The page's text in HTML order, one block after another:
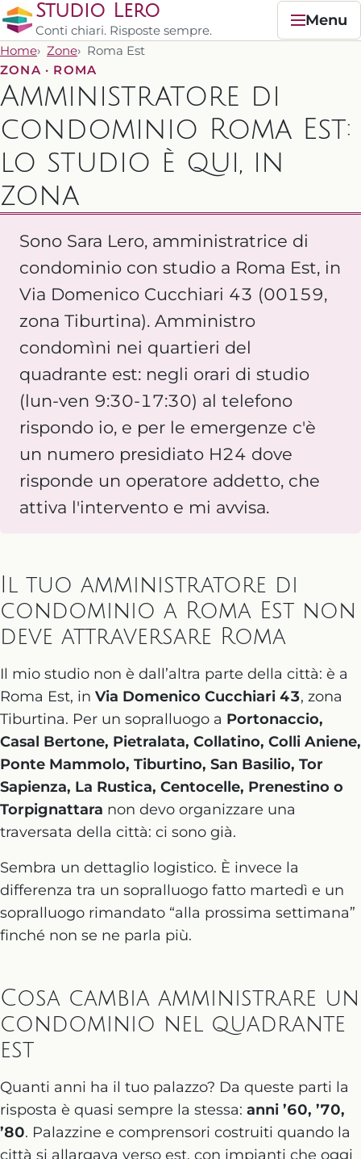
Studio Lero
Conti chiari. Risposte sempre.
Menu
Home Zone
Roma Est
ZONA · ROMA
Amministratore di
condominio Roma Est:
lo studio è qui, in
zona
Sono Sara Lero, amministratrice di
condominio con studio a Roma Est, in
Via Domenico Cucchiari 43 (00159,
zona Tiburtina). Amministro
condomìni nei quartieri del
quadrante est: negli orari di studio
(lun-ven 9:30-17:30) al telefono
rispondo io, e per le emergenze c'è
un numero presidiato H24 dove
risponde un operatore addetto, che
attiva l'intervento e mi avvisa.
Il tuo amministratore di
condominio a Roma Est non
deve attraversare Roma
Il mio studio non è dall’altra parte della città: è a
Roma Est, in Via Domenico Cucchiari 43, zona
Tiburtina. Per un sopralluogo a Portonaccio,
Casal Bertone, Pietralata, Collatino, Colli Aniene,
Ponte Mammolo, Tiburtino, San Basilio, Tor
Sapienza, La Rustica, Centocelle, Prenestino o
Torpignattara non devo organizzare una
traversata della città: ci sono già.
Sembra un dettaglio logistico. È invece la
differenza tra un sopralluogo fatto martedì e un
sopralluogo rimandato “alla prossima settimana”
finché non se ne parla più.
Cosa cambia amministrare un
condominio nel quadrante
est
Quanti anni ha il tuo palazzo? Da queste parti la
risposta è quasi sempre la stessa: anni ’60, ’70,
’80. Palazzine e comprensori costruiti quando la
città si allargava verso est, con impianti che oggi